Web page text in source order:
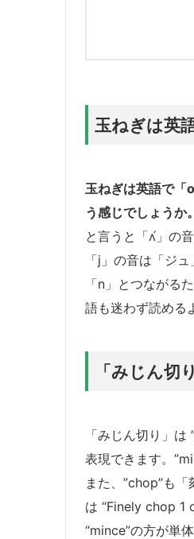
玉ねぎは英
玉ねぎは英語で「
う感じでしょうか。
と言うと「ʌ́」の
「j」の音は「ジ
「n」とつながる
語も迷わず読める
「みじん切
「みじん切り」は
表現できます。
また、”chop”も
は “Finely chop 1
“mince”の方が単